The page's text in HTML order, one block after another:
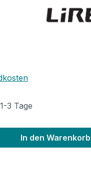
3 Tage
In den Warenkorb